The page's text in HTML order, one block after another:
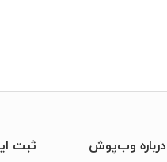
درباره وب‌پوش ثبت